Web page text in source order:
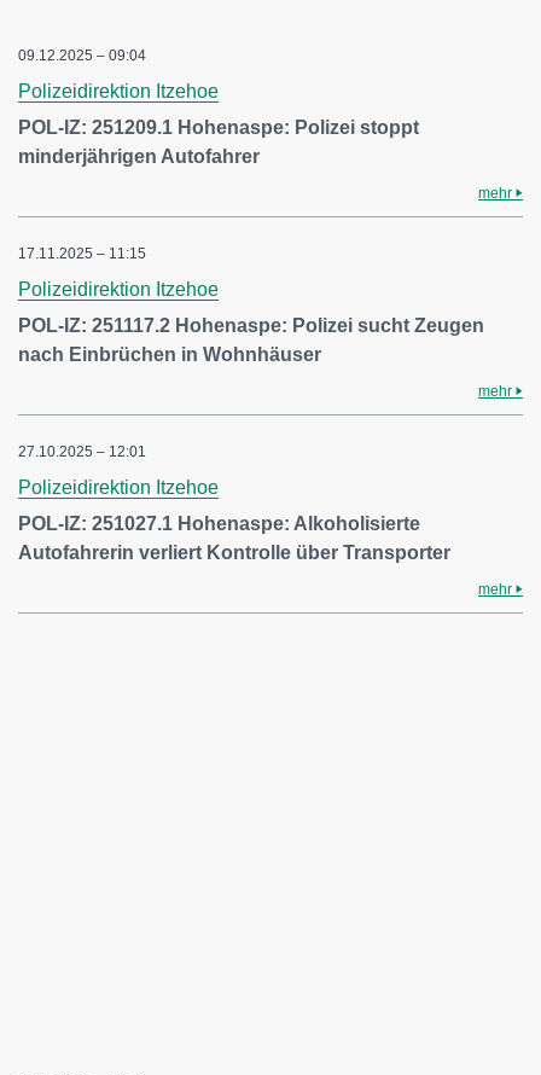
09.12.2025 – 09:04
Polizeidirektion Itzehoe
POL-IZ: 251209.1 Hohenaspe: Polizei stoppt
minderjährigen Autofahrer
mehr
17.11.2025 – 11:15
Polizeidirektion Itzehoe
POL-IZ: 251117.2 Hohenaspe: Polizei sucht Zeugen
nach Einbrüchen in Wohnhäuser
mehr
27.10.2025 – 12:01
Polizeidirektion Itzehoe
POL-IZ: 251027.1 Hohenaspe: Alkoholisierte
Autofahrerin verliert Kontrolle über Transporter
mehr